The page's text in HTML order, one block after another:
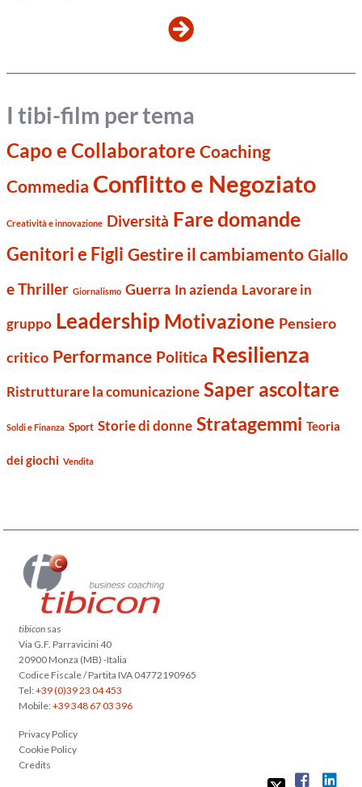
I tibi-film per tema
Capo e Collaboratore Coaching
Commedia Conflitto e Negoziato
Creatività e innovazione Diversità Fare domande
Genitori e Figli Gestire il cambiamento Giallo
e Thriller Giornalismo Guerra In azienda Lavorare in
gruppo Leadership Motivazione Pensiero
critico Performance Politica Resilienza
Ristrutturare la comunicazione Saper ascoltare
Soldi e Finanza Sport Storie di donne Stratagemmi Teoria
dei giochi Vendita
tibicon sas
Via G.F. Parravicini 40
20900 Monza (MB) -Italia
Codice Fiscale / Partita IVA 04772190965
Tel:+39 (0)39 23 04 453
Mobile:+39 348 67 03 396
Privacy Policy
Cookie Policy
Credits